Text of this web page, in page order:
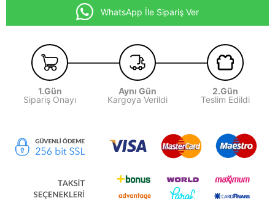
WhatsApp İle Sipariş Ver
1.Gün
Sipariş Onayı
Aynı Gün
Kargoya Verildi
2.Gün
Teslim Edildi